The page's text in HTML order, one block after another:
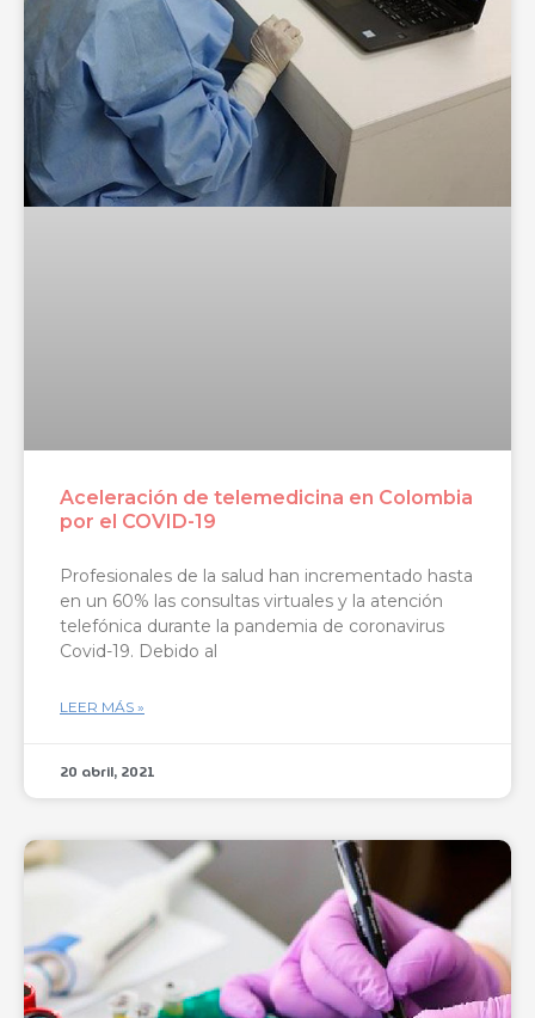
Aceleración de telemedicina en Colombia
por el COVID-19
Profesionales de la salud han incrementado hasta
en un 60% las consultas virtuales y la atención
telefónica durante la pandemia de coronavirus
Covid-19. Debido al
LEER MÁS »
20 abril, 2021